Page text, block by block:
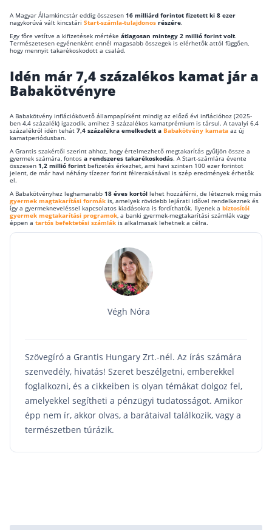
Balesetbiztosítás
Csoportos életbiztosítás
Kockázati életbiztosítás 🛡
Euróalapú megtakarításos életbiztosítás
Megtakarítással kombinált életbiztosítás
Vegyes életbiztosítás
Befektetési egységekhez kötött életbiztosítás
Egészségbiztosítás cégeknek
Magán egészségbiztosítás 💊
Betegbiztosítás
Egészségpénztár – Spórolj évi akár 150 ezer
Egészségbiztosítás kalkulátor
Legjobb befektetés
Részvény vásárlás
Befektetési alapok
TBSZ számla
A Magyar Államkincstár eddig összesen 16 milliárd forintot fizetett ki 8 ezer
nagykorúvá vált kincstári Start-számla-tulajdonos részére.
Egy főre vetítve a kifizetések mértéke átlagosan mintegy 2 millió forint volt.
Természetesen egyénenként ennél magasabb összegek is elérhetők attól függően,
hogy mennyit takarékoskodott a család.
Idén már 7,4 százalékos kamat jár a
Babakötvényre
A Babakötvény inflációkövető állampapírként mindig az előző évi inflációhoz (2025-
ben 4,4 százalék) igazodik, amihez 3 százalékos kamatprémium is társul. A tavalyi 6,4
százalékról idén tehát 7,4 százalékra emelkedett a Babakötvény kamata az új
kamatperiódusban.
A Grantis szakértői szerint ahhoz, hogy értelmezhető megtakarítás gyűljön össze a
gyermek számára, fontos a rendszeres takarékoskodás. A Start-számlára évente
összesen 1,2 millió forint befizetés érkezhet, ami havi szinten 100 ezer forintot
jelent, de már havi néhány tízezer forint félrerakásával is szép eredmények érhetők
el.
A Babakötvényhez leghamarabb 18 éves kortól lehet hozzáférni, de léteznek még más
gyermek magtakarítási formák is, amelyek rövidebb lejárati idővel rendelkeznek és
így a gyermekneveléssel kapcsolatos kiadásokra is fordíthatók. Ilyenek a biztosítói
gyermek megtakarítási programok, a banki gyermek-megtakarítási számlák vagy
éppen a tartós befektetési számlák is alkalmasak lehetnek a célra.
Végh Nóra
Szövegíró a Grantis Hungary Zrt.-nél. Az írás számára
szenvedély, hivatás! Szeret beszélgetni, emberekkel
foglalkozni, és a cikkeiben is olyan témákat dolgoz fel,
amelyekkel segítheti a pénzügyi tudatosságot. Amikor
épp nem ír, akkor olvas, a barátaival találkozik, vagy a
természetben túrázik.